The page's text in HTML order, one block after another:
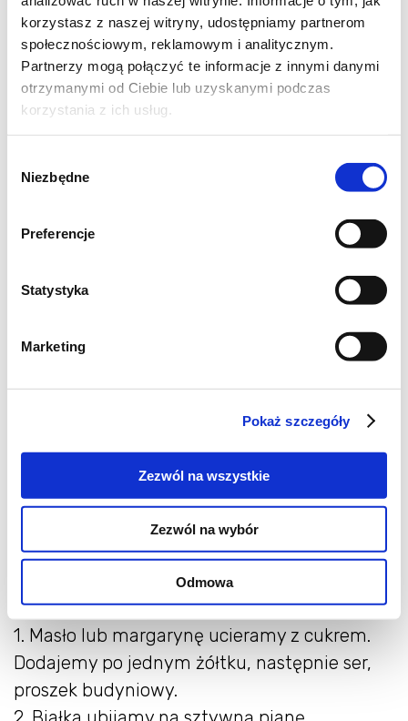
korzystasz z naszej witryny, udostępniamy partnerom
społecznościowym, reklamowym i analitycznym.
Partnerzy mogą połączyć te informacje z innymi danymi
otrzymanymi od Ciebie lub uzyskanymi podczas
korzystania z ich usług.
zgody
Niezbędne
Preferencje
Statystyka
Marketing
Pokaż szczegóły
Zezwól na wszystkie
Zezwól na wybór
Odmowa
Wkładka owocowa:
1 kg truskawek (mogą być mrożone lub
świeże)
3 galaretki owocowe
Biszkopty:
sztywną pianę, dodajemy stopniowo cukier,
2. Mąkę mieszamy z mąką ziemniaczaną i
do ciasta mieszając delikatnie szpatułką lub
przelewamy ciasto, wyrównujemy wierzch.
Pieczemy w 170 stopniach około 20 minut.
Tak samo robi biszkopt ciemny. Tylko musimy
pamiętać, żeby do mąki i proszku dodać
kakao.
Wkładka serowa:
1. Masło lub margarynę ucieramy z cukrem.
Dodajemy po jednym żółtku, następnie ser,
proszek budyniowy.